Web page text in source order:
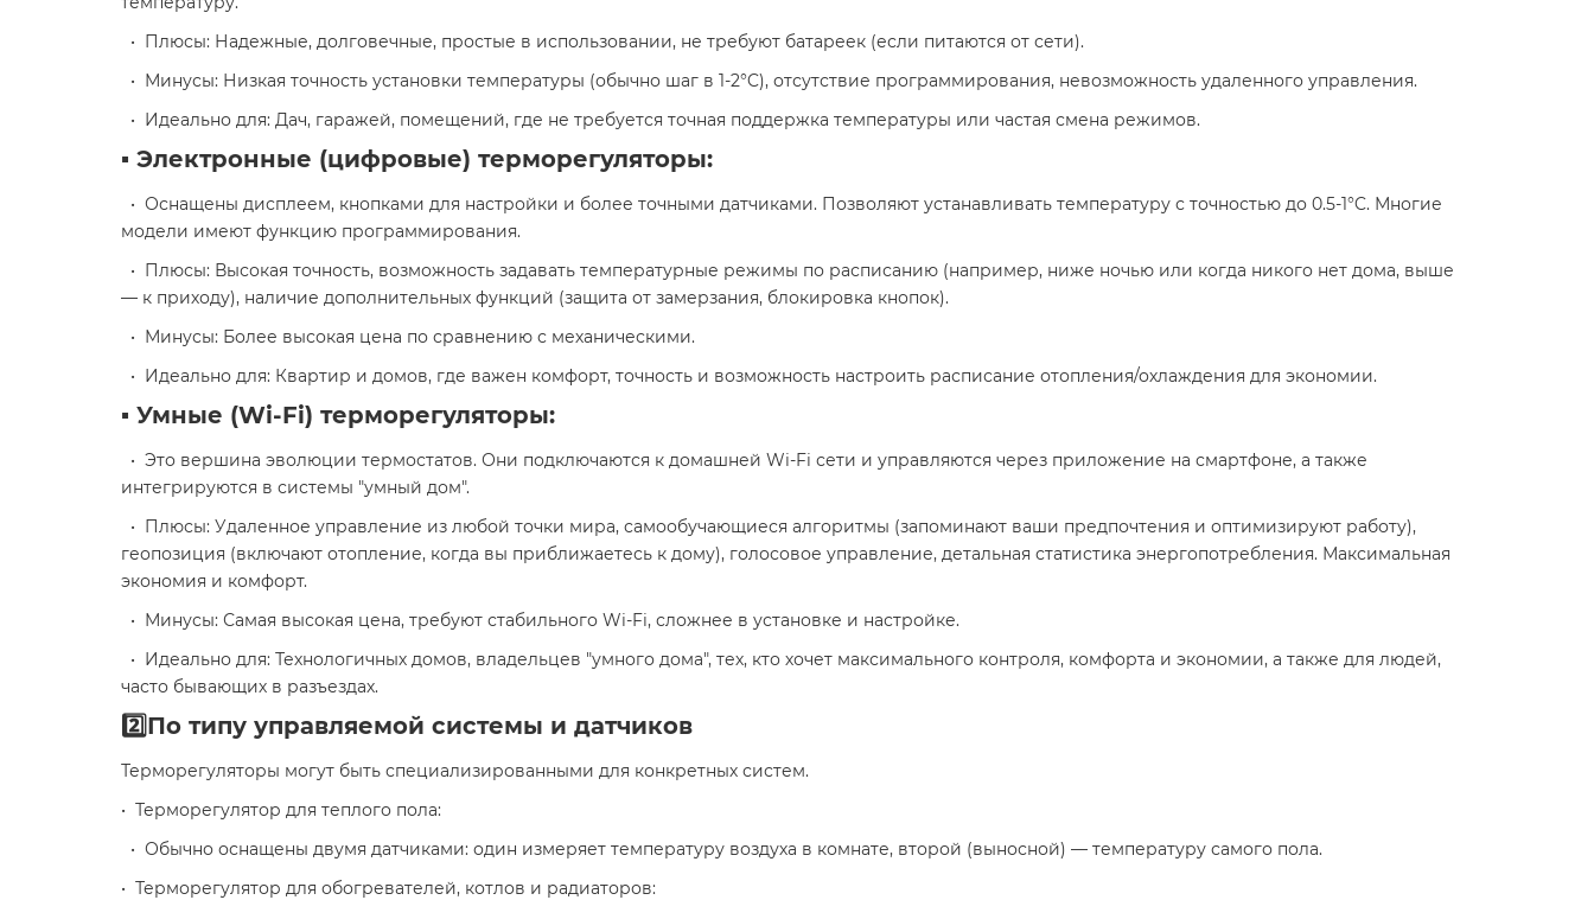
• Плюсы: Надежные, долговечные, простые в использовании, не требуют батареек (если питаются от сети).
• Минусы: Низкая точность установки температуры (обычно шаг в 1-2°C), отсутствие программирования, невозможность удаленного управления.
• Идеально для: Дач, гаражей, помещений, где не требуется точная поддержка температуры или частая смена режимов.
▪️ Электронные (цифровые) терморегуляторы:
• Оснащены дисплеем, кнопками для настройки и более точными датчиками. Позволяют устанавливать температуру с точностью до 0.5-1°C. Многие
модели имеют функцию программирования.
• Плюсы: Высокая точность, возможность задавать температурные режимы по расписанию (например, ниже ночью или когда никого нет дома, выше
— к приходу), наличие дополнительных функций (защита от замерзания, блокировка кнопок).
• Минусы: Более высокая цена по сравнению с механическими.
• Идеально для: Квартир и домов, где важен комфорт, точность и возможность настроить расписание отопления/охлаждения для экономии.
▪️ Умные (Wi-Fi) терморегуляторы:
• Это вершина эволюции термостатов. Они подключаются к домашней Wi-Fi сети и управляются через приложение на смартфоне, а также
интегрируются в системы "умный дом".
• Плюсы: Удаленное управление из любой точки мира, самообучающиеся алгоритмы (запоминают ваши предпочтения и оптимизируют работу),
геопозиция (включают отопление, когда вы приближаетесь к дому), голосовое управление, детальная статистика энергопотребления. Максимальная
экономия и комфорт.
• Минусы: Самая высокая цена, требуют стабильного Wi-Fi, сложнее в установке и настройке.
• Идеально для: Технологичных домов, владельцев "умного дома", тех, кто хочет максимального контроля, комфорта и экономии, а также для людей,
часто бывающих в разъездах.
2️⃣По типу управляемой системы и датчиков
Терморегуляторы могут быть специализированными для конкретных систем.
• Терморегулятор для теплого пола:
• Обычно оснащены двумя датчиками: один измеряет температуру воздуха в комнате, второй (выносной) — температуру самого пола.
• Терморегулятор для обогревателей, котлов и радиаторов: